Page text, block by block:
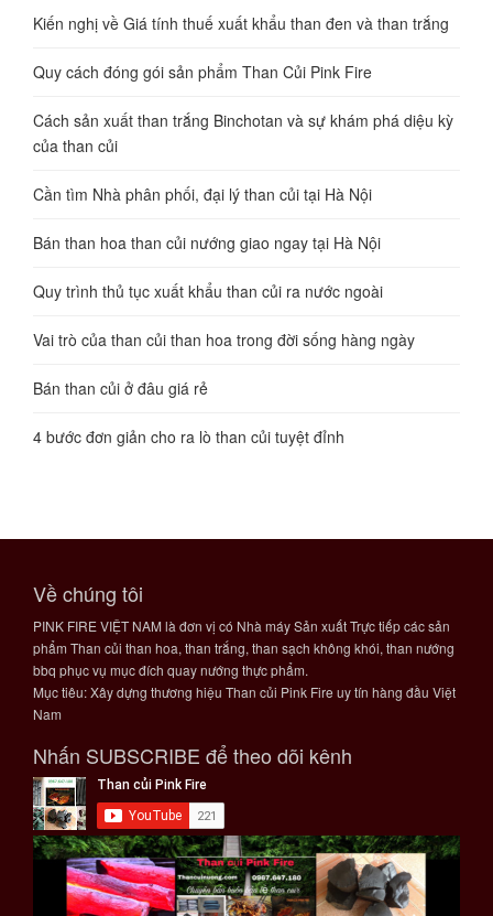
Kiến nghị về Giá tính thuế xuất khẩu than đen và than trắng
Quy cách đóng gói sản phẩm Than Củi Pink Fire
Cách sản xuất than trắng Binchotan và sự khám phá diệu kỳ
của than củi
Cần tìm Nhà phân phối, đại lý than củi tại Hà Nội
Bán than hoa than củi nướng giao ngay tại Hà Nội
Quy trình thủ tục xuất khẩu than củi ra nước ngoài
Vai trò của than củi than hoa trong đời sống hàng ngày
Bán than củi ở đâu giá rẻ
4 bước đơn giản cho ra lò than củi tuyệt đỉnh
Về chúng tôi
PINK FIRE VIỆT NAM là đơn vị có Nhà máy Sản xuất Trực tiếp các sản
phẩm Than củi than hoa, than trắng, than sạch không khói, than nướng
bbq phục vụ mục đích quay nướng thực phẩm.
Mục tiêu: Xây dựng thương hiệu Than củi Pink Fire uy tín hàng đầu Việt
Nam
Nhấn SUBSCRIBE để theo dõi kênh